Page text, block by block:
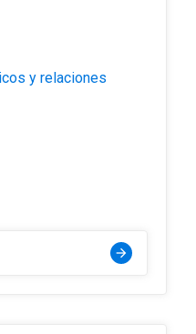
y relaciones
arrow_forward